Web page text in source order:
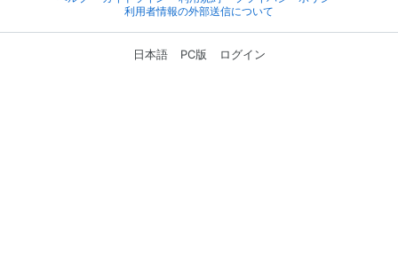
利用者情報の外部送信について
日本語 PC版 ログイン